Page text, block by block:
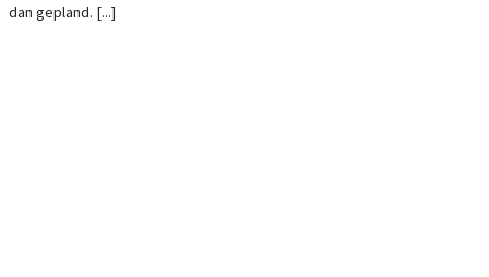
dan gepland. [...]